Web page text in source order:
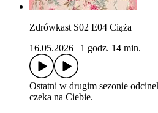
Zdrówkast S02 E04 Ciąża
16.05.2026
1 godz. 14 min.
Ostatni w drugim sezonie
czeka na Ciebie.